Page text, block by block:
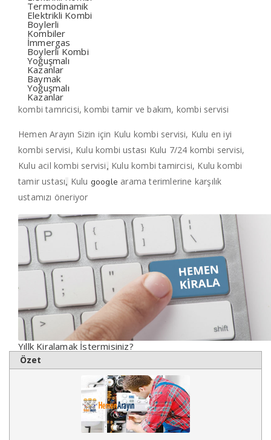
Termodinamik
Elektrikli Kombi
Boylerli
Kombiler
İmmergas
Boylerli Kombi
Yoğuşmalı
Kazanlar
Baymak
Yoğuşmalı
Kazanlar
kombi tamricisi, kombi tamir ve bakım, kombi servisi
Hemen Arayın Sizin için Kulu kombi servisi, Kulu en iyi
kombi servisi, Kulu kombi ustası Kulu 7/24 kombi servisi,
Kulu acil kombi servisi , Kulu kombi tamircisi, Kulu kombi
tamir ustası, Kulu google arama terimlerine karşılık
ustamızı öneriyor
Yıllk Kiralamak İstermisiniz?
Özet